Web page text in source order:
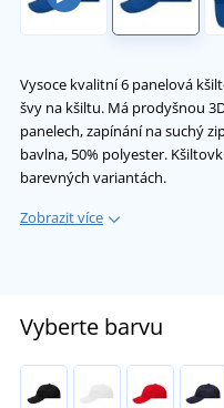
Vysoce kvalitní 6 panelová
švy na kšiltu. Má prodyšnou
panelech, zapínání na suchý
bavlna, 50% polyester.
barevných variantách.
Zobrazit více
Vyberte barvu